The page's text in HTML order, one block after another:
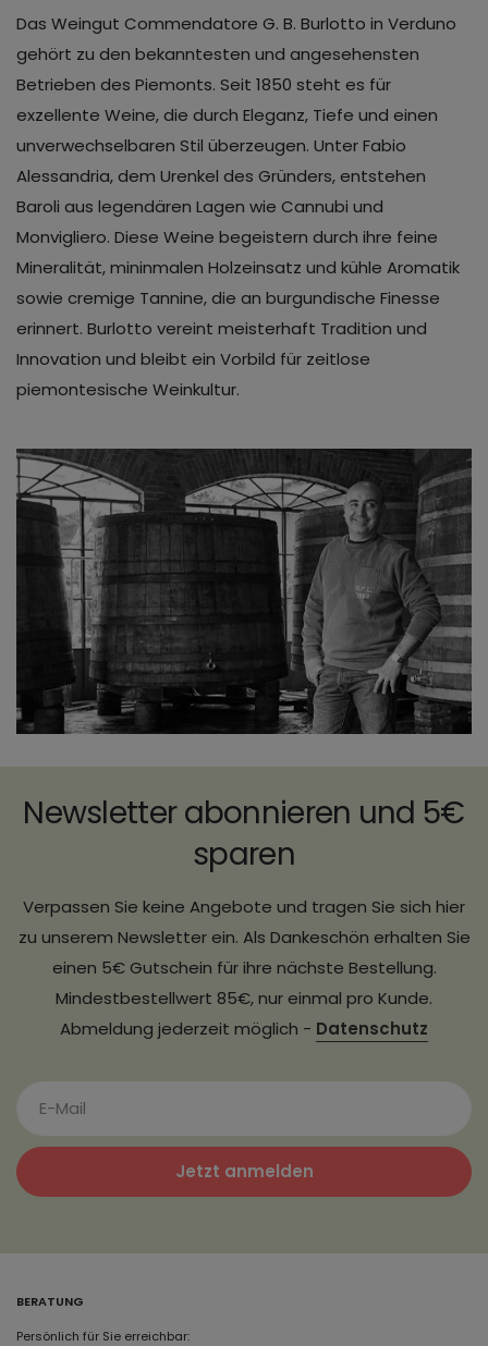
Das Weingut Commendatore G. B. Burlotto in Verduno
gehört zu den bekanntesten und angesehensten
Betrieben des Piemonts. Seit 1850 steht es für
exzellente Weine, die durch Eleganz, Tiefe und einen
unverwechselbaren Stil überzeugen. Unter Fabio
Alessandria, dem Urenkel des Gründers, entstehen
Baroli aus legendären Lagen wie Cannubi und
Monvigliero. Diese Weine begeistern durch ihre feine
Mineralität, mininmalen Holzeinsatz und kühle Aromatik
sowie cremige Tannine, die an burgundische Finesse
erinnert. Burlotto vereint meisterhaft Tradition und
Innovation und bleibt ein Vorbild für zeitlose
piemontesische Weinkultur.
Newsletter abonnieren und 5€
sparen
Verpassen Sie keine Angebote und tragen Sie sich hier
zu unserem Newsletter ein. Als Dankeschön erhalten Sie
einen 5€ Gutschein für ihre nächste Bestellung.
Mindestbestellwert 85€, nur einmal pro Kunde.
Abmeldung jederzeit möglich - Datenschutz
Jetzt anmelden
BERATUNG
Persönlich für Sie erreichbar: